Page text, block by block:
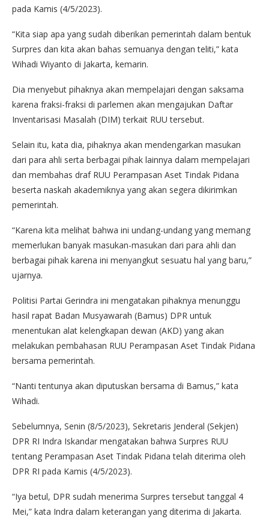
pada Kamis (4/5/2023).
“Kita siap apa yang sudah diberikan pemerintah dalam bentuk
Surpres dan kita akan bahas semuanya dengan teliti,” kata
Wihadi Wiyanto di Jakarta, kemarin.
Dia menyebut pihaknya akan mempelajari dengan saksama
karena fraksi-fraksi di parlemen akan mengajukan Daftar
Inventarisasi Masalah (DIM) terkait RUU tersebut.
Selain itu, kata dia, pihaknya akan mendengarkan masukan
dari para ahli serta berbagai pihak lainnya dalam mempelajari
dan membahas draf RUU Perampasan Aset Tindak Pidana
beserta naskah akademiknya yang akan segera dikirimkan
pemerintah.
“Karena kita melihat bahwa ini undang-undang yang memang
memerlukan banyak masukan-masukan dari para ahli dan
berbagai pihak karena ini menyangkut sesuatu hal yang baru,”
ujarnya.
Politisi Partai Gerindra ini mengatakan pihaknya menunggu
hasil rapat Badan Musyawarah (Bamus) DPR untuk
menentukan alat kelengkapan dewan (AKD) yang akan
melakukan pembahasan RUU Perampasan Aset Tindak Pidana
bersama pemerintah.
“Nanti tentunya akan diputuskan bersama di Bamus,” kata
Wihadi.
Sebelumnya, Senin (8/5/2023), Sekretaris Jenderal (Sekjen)
DPR RI Indra Iskandar mengatakan bahwa Surpres RUU
tentang Perampasan Aset Tindak Pidana telah diterima oleh
DPR RI pada Kamis (4/5/2023).
“Iya betul, DPR sudah menerima Surpres tersebut tanggal 4
Mei,” kata Indra dalam keterangan yang diterima di Jakarta.